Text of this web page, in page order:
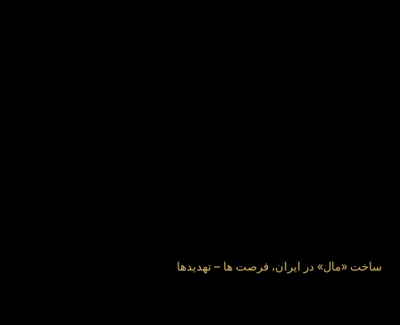
ساخت «مال» در ایران، فرصت ها – تهدیدها